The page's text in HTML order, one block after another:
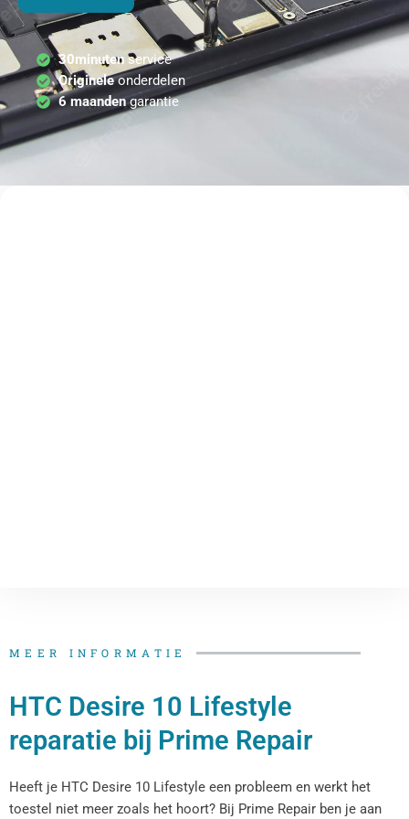
30minutenservice
Origineleonderdelen
6 maandengarantie
MEER INFORMATIE
HTC Desire 10 Lifestyle
reparatie bij Prime Repair
Heeft je HTC Desire 10 Lifestyle een probleem en werkt het
toestel niet meer zoals het hoort? Bij Prime Repair ben je aan